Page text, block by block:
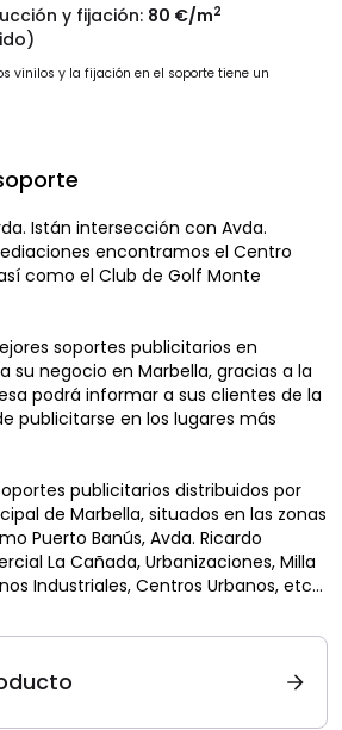
y fijación: 80 €/m2
vinilos y la fijación en el soporte tiene un
Istán intersección con Avda.
encontramos el Centro
como el Club de Golf Monte
soportes publicitarios en
su negocio en Marbella, gracias a la
podrá informar a sus clientes de la
publicitarse en los lugares más
publicitarios distribuidos por
de Marbella, situados en las zonas
Puerto Banús, Avda. Ricardo
La Cañada, Urbanizaciones, Milla
Industriales, Centros Urbanos, etc…